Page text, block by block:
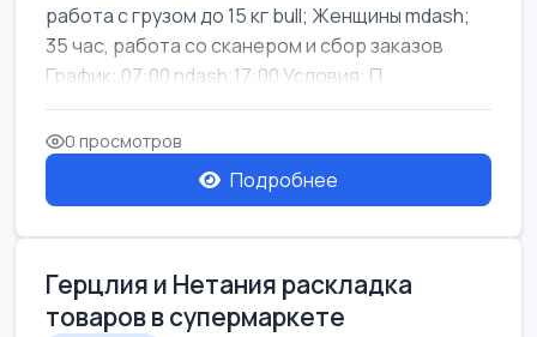
работа с грузом до 15 кг bull; Женщины mdash;
35 час, работа со сканером и сбор заказов
График: 07:00 ndash;17:00 Условия: П...
0 просмотров
Подробнее
Герцлия и Нетания раскладка
товаров в супермаркете